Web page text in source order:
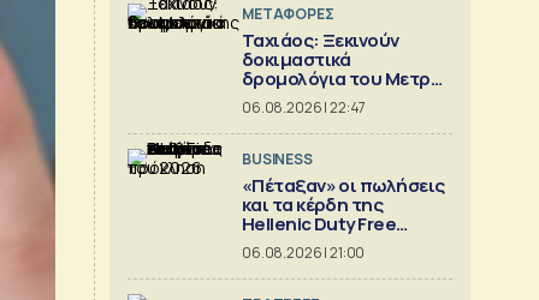
ΜΕΤΑΦΟΡΕΣ
Ταχιάος: Ξεκινούν
δοκιμαστικά
δρομολόγια του Μετρό
Θεσσαλονίκης προς
Καλαμαριά
06.08.2026 | 22:47
BUSINESS
«Πέταξαν» οι πωλήσεις
και τα κέρδη της
Hellenic Duty Free
Shops
06.08.2026 | 21:00